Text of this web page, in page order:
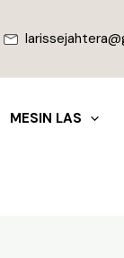
MESIN LAS